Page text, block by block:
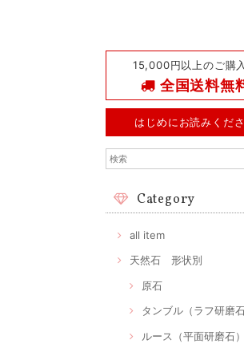
15,000円以上のご購
全国送料無
はじめにお読みくだ
Category
all item
天然石 形状別
原石
タンブル（ラフ研磨石
ルース（平面研磨石）